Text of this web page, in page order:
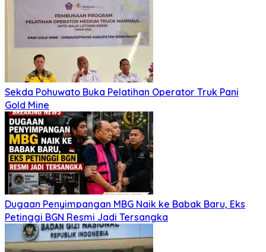
Sekda Pohuwato Buka Pelatihan Operator Truk Pani
Gold Mine
Dugaan Penyimpangan MBG Naik ke Babak Baru, Eks
Petinggi BGN Resmi Jadi Tersangka